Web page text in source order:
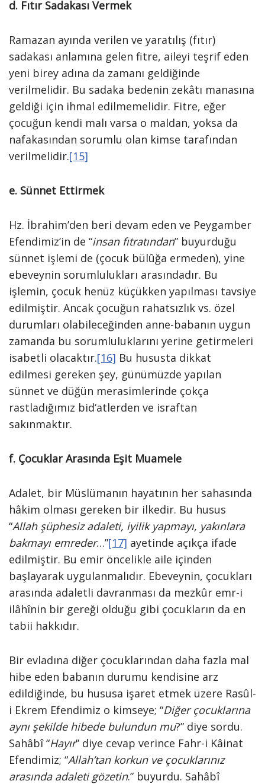
d. Fıtır Sadakası Vermek
Ramazan ayında verilen ve yaratılış (fıtır)
sadakası anlamına gelen fitre, aileyi teşrif eden
yeni birey adına da zamanı geldiğinde
verilmelidir. Bu sadaka bedenin zekâtı manasına
geldiği için ihmal edilmemelidir. Fitre, eğer
çocuğun kendi malı varsa o maldan, yoksa da
nafakasından sorumlu olan kimse tarafından
verilmelidir.[15]
e. Sünnet Ettirmek
Hz. İbrahim’den beri devam eden ve Peygamber
Efendimiz’in de “insan fıtratından” buyurduğu
sünnet işlemi de (çocuk bülûğa ermeden), yine
ebeveynin sorumlulukları arasındadır. Bu
işlemin, çocuk henüz küçükken yapılması tavsiye
edilmiştir. Ancak çocuğun rahatsızlık vs. özel
durumları olabileceğinden anne-babanın uygun
zamanda bu sorumluluklarını yerine getirmeleri
isabetli olacaktır.[16] Bu hususta dikkat
edilmesi gereken şey, günümüzde yapılan
sünnet ve düğün merasimlerinde çokça
rastladığımız bid‘atlerden ve israftan
sakınmaktır.
f. Çocuklar Arasında Eşit Muamele
Adalet, bir Müslümanın hayatının her sahasında
hâkim olması gereken bir ilkedir. Bu husus
“Allah şüphesiz adaleti, iyilik yapmayı, yakınlara
bakmayı emreder…”[17] ayetinde açıkça ifade
edilmiştir. Bu emir öncelikle aile içinden
başlayarak uygulanmalıdır. Ebeveynin, çocukları
arasında adaletli davranması da mezkûr emr-i
ilâhînin bir gereği olduğu gibi çocukların da en
tabii hakkıdır.
Bir evladına diğer çocuklarından daha fazla mal
hibe eden babanın durumu kendisine arz
edildiğinde, bu hususa işaret etmek üzere Rasûl-
i Ekrem Efendimiz o kimseye; “Diğer çocuklarına
aynı şekilde hibede bulundun mu?” diye sordu.
Sahâbî “Hayır” diye cevap verince Fahr-i Kâinat
Efendimiz; “Allah’tan korkun ve çocuklarınız
arasında adaleti gözetin.” buyurdu. Sahâbî